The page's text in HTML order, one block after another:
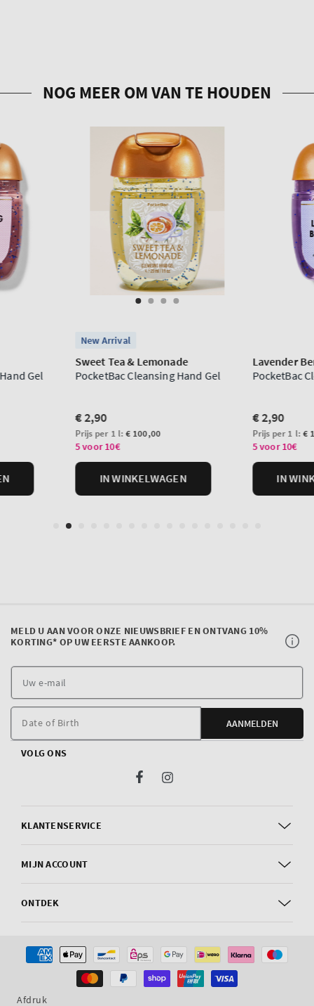
KLANTENSERVICE
MIJN ACCOUNT
ONTDEK
MELD U AAN VOOR ONZE NIEUWSBRIEF EN ONTVANG 10%
KORTING* OP UW EERSTE AANKOOP.
e-
Date of Birth AANMELDEN
VOLG ONS
FacebookInstagram
Afdruk
Betaalmethoden